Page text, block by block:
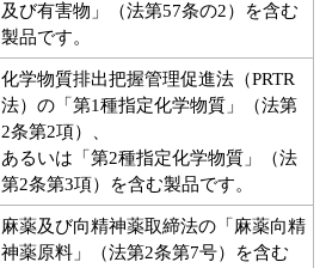
及び有害物」（法第57条の2）を含む
製品です。
化学物質排出把握管理促進法（PRTR
法）の「第1種指定化学物質」（法第
2条第2項）、
あるいは「第2種指定化学物質」（法
第2条第3項）を含む製品です。
麻薬及び向精神薬取締法の「麻薬向精
神薬原料」（法第2条第7号）を含む